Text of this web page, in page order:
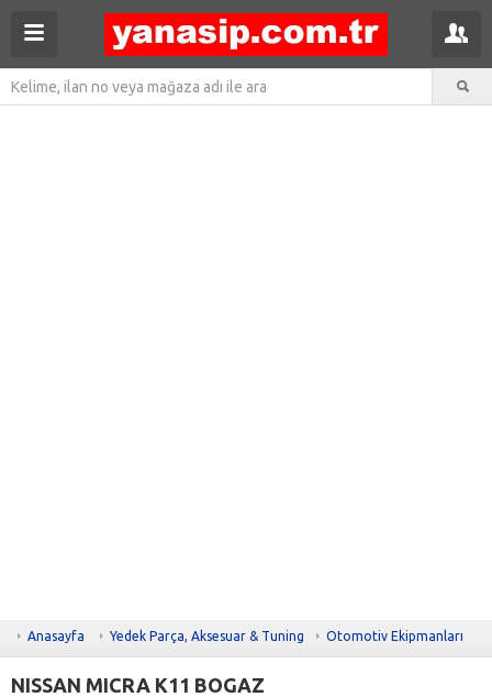
Anasayfa Yedek Parça, Aksesuar & Tuning Otomotiv Ekipmanları
NISSAN MICRA K11 BOGAZ